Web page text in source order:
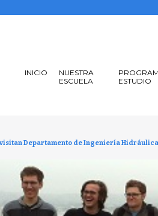
INICIO
NUESTRA
ESCUELA
ESTUDIO
Departamento de Ingeniería